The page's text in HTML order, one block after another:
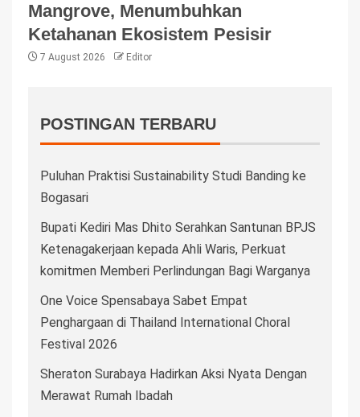
Mangrove, Menumbuhkan
Ketahanan Ekosistem Pesisir
7 August 2026 Editor
POSTINGAN TERBARU
Puluhan Praktisi Sustainability Studi Banding ke
Bogasari
Bupati Kediri Mas Dhito Serahkan Santunan BPJS
Ketenagakerjaan kepada Ahli Waris, Perkuat
komitmen Memberi Perlindungan Bagi Warganya
One Voice Spensabaya Sabet Empat
Penghargaan di Thailand International Choral
Festival 2026
Sheraton Surabaya Hadirkan Aksi Nyata Dengan
Merawat Rumah Ibadah